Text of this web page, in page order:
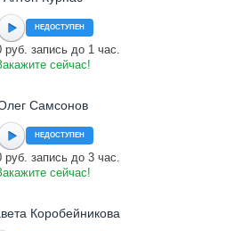
НЕДОСТУПЕН
руб. запись до 1 час.
сейчас!
Самсонов
НЕДОСТУПЕН
руб. запись до 3 час.
сейчас!
Коробейникова